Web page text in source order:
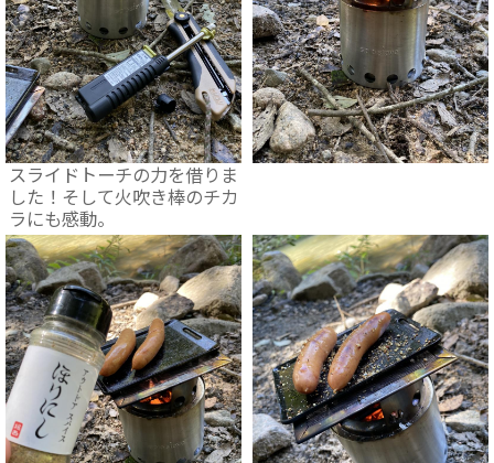
スライドトーチの力を借りま
した！そして火吹き棒のチカ
ラにも感動。